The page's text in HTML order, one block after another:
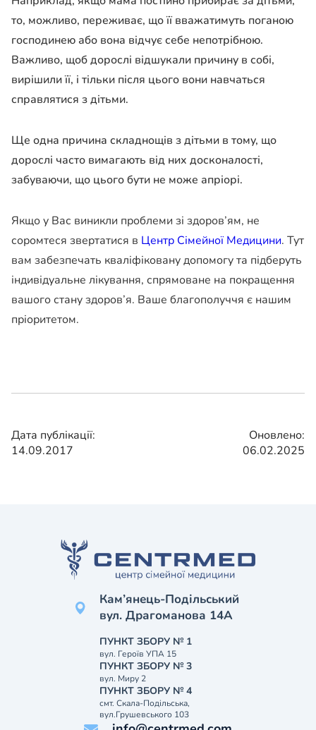
то, можливо, переживає, що її вважатимуть поганою
господинею або вона відчує себе непотрібною.
Важливо, щоб дорослі відшукали причину в собі,
вирішили її, і тільки після цього вони навчаться
справлятися з дітьми.
Ще одна причина складнощів з дітьми в тому, що
дорослі часто вимагають від них досконалості,
забуваючи, що цього бути не може апріорі.
Якщо у Вас виникли проблеми зі здоров’ям, не
соромтеся звертатися в Центр Сімейної Медицини. Тут
вам забезпечать кваліфіковану допомогу та підберуть
індивідуальне лікування, спрямоване на покращення
вашого стану здоров’я. Ваше благополуччя є нашим
пріоритетом.
Дата публікації:
14.09.2017
Оновлено:
06.02.2025
Кам’янець-Подільський
вул. Драгоманова 14А
ПУНКТ ЗБОРУ № 1
вул. Героїв УПА 15
ПУНКТ ЗБОРУ № 3
вул. Миру 2
ПУНКТ ЗБОРУ № 4
смт. Скала-Подільська,
вул.Грушевського 103